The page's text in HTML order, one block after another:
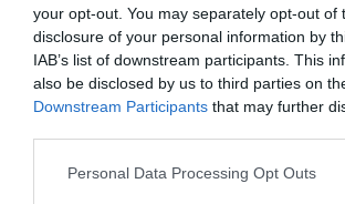
your opt-out. You may separately opt-out of
disclosure of your personal information by
IAB’s list of downstream participants. This
also be disclosed by us to third parties on
Downstream Participants that may further
Personal Data Processing Opt Outs